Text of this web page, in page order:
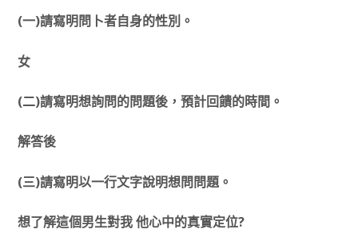
(一)請寫明問卜者自身的性別。
女
(二)請寫明想詢問的問題後，預計回饋的時間。
解答後
(三)請寫明以一行文字說明想問問題。
想了解這個男生對我 他心中的真實定位?